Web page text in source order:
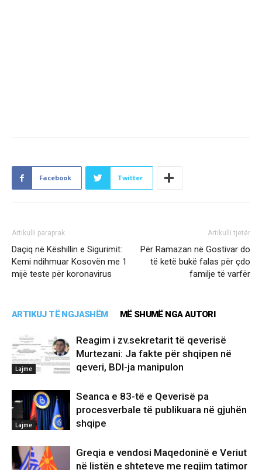
Facebook Twitter
Artikulli paraprak
Daçiq në Këshillin e Sigurimit:
Kemi ndihmuar Kosovën me 1
mijë teste për koronavirus
Artikulli tjetër
Për Ramazan në Gostivar do
të ketë bukë falas për çdo
familje të varfër
ARTIKUJ TË NGJASHËM MË SHUMË NGA AUTORI
Lajme
Reagim i zv.sekretarit të qeverisë
Murtezani: Ja fakte për shqipen në
qeveri, BDI-ja manipulon
Lajme
Seanca e 83-të e Qeverisë pa
procesverbale të publikuara në gjuhën
shqipe
Greqia e vendosi Maqedoninë e Veriut
në listën e shteteve me regjim tatimor